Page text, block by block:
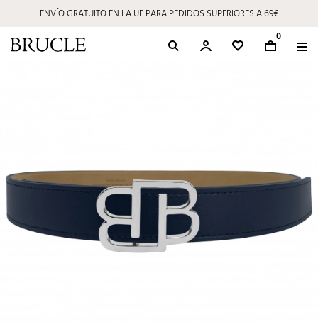
ENVÍO GRATUITO EN LA UE PARA PEDIDOS SUPERIORES A 69€
0